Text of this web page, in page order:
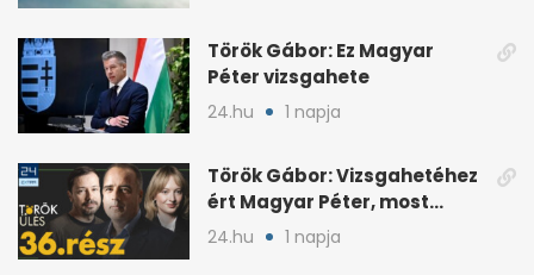
Török Gábor: Ez Magyar
Péter vizsgahete
24.hu 1 napja
Török Gábor: Vizsgahetéhez
ért Magyar Péter, most
minden róla szól
24.hu 1 napja